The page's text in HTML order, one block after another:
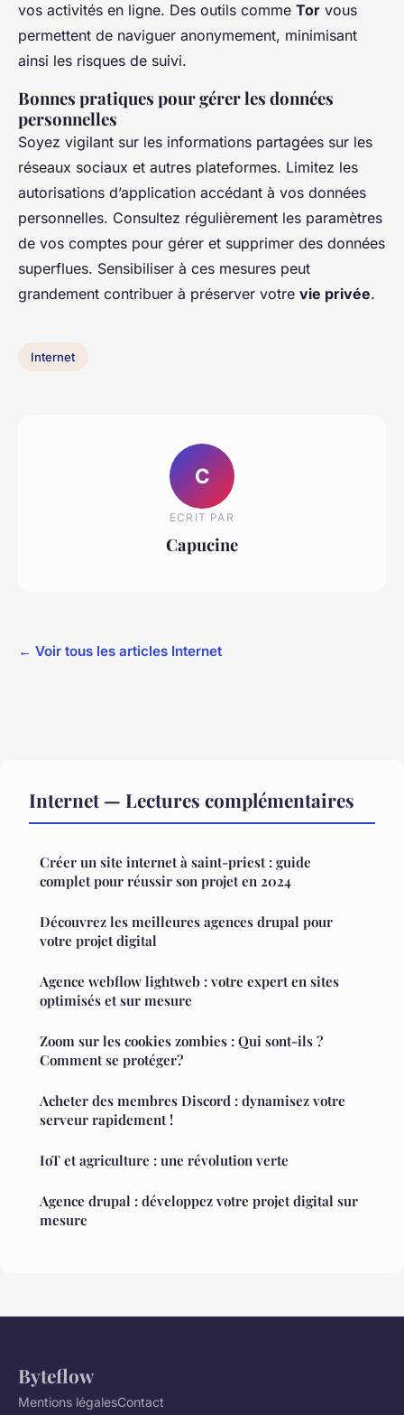
vos activités en ligne. Des outils comme Tor vous
permettent de naviguer anonymement, minimisant
ainsi les risques de suivi.
Bonnes pratiques pour gérer les données
personnelles
Soyez vigilant sur les informations partagées sur les
réseaux sociaux et autres plateformes. Limitez les
autorisations d’application accédant à vos données
personnelles. Consultez régulièrement les paramètres
de vos comptes pour gérer et supprimer des données
superflues. Sensibiliser à ces mesures peut
grandement contribuer à préserver votre vie privée.
Internet
C
ECRIT PAR
Capucine
← Voir tous les articles Internet
Internet — Lectures complémentaires
Créer un site internet à saint-priest : guide
complet pour réussir son projet en 2024
Découvrez les meilleures agences drupal pour
votre projet digital
Agence webflow lightweb : votre expert en sites
optimisés et sur mesure
Zoom sur les cookies zombies : Qui sont-ils ?
Comment se protéger?
Acheter des membres Discord : dynamisez votre
serveur rapidement !
IoT et agriculture : une révolution verte
Agence drupal : développez votre projet digital sur
mesure
Byteflow
Mentions légalesContact